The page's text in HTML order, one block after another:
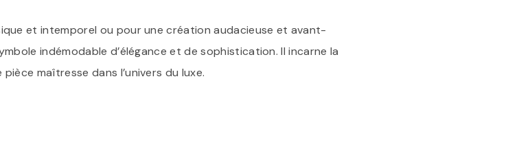
et intemporel ou pour une création audacieuse et avant-
indémodable d’élégance et de sophistication. Il incarne la
maîtresse dans l’univers du luxe.